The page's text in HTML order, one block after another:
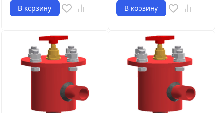
В корзину В корзину